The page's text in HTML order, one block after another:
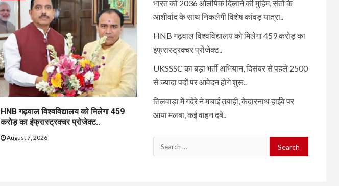
HNB गढ़वाल विश्वविद्यालय को मिलेगा 459
करोड़ का इंफ्रास्ट्रक्चर प्रोजेक्ट..
August 7, 2026
भारत को 2036 ओलंपिक दिलाने की मुहिम, संतों के
आशीर्वाद के साथ निकलेगी विशेष कांवड़ यात्रा..
HNB गढ़वाल विश्वविद्यालय को मिलेगा 459 करोड़ का
इंफ्रास्ट्रक्चर प्रोजेक्ट..
UKSSSC का बड़ा भर्ती अभियान, दिसंबर से पहले 2500
से ज्यादा पदों पर आवेदन होंगे शुरू..
तिलवाड़ा में गदेरे ने मचाई तबाही, केदारनाथ हाईवे पर
आया मलबा, कई वाहन दबे..
Search
for: